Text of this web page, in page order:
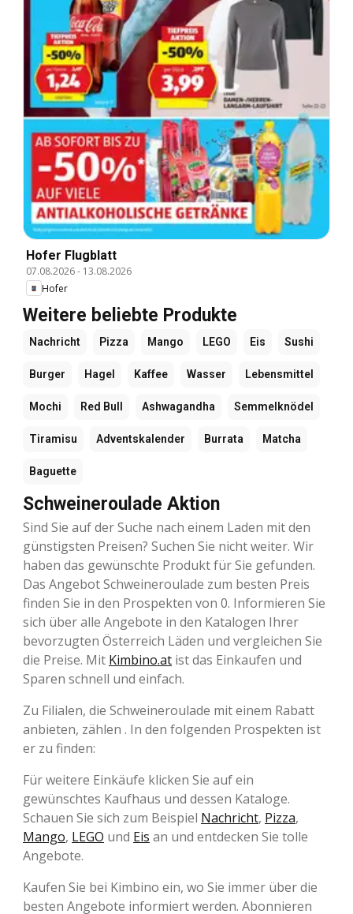
Hofer Flugblatt
07.08.2026- 13.08.2026
Hofer
Weitere beliebte Produkte
Nachricht Pizza Mango LEGO Eis Sushi
Burger Hagel Kaffee Wasser Lebensmittel
Mochi Red Bull Ashwagandha Semmelknödel
Tiramisu Adventskalender Burrata Matcha
Baguette
Schweineroulade Aktion
Sind Sie auf der Suche nach einem Laden mit den
günstigsten Preisen? Suchen Sie nicht weiter. Wir
haben das gewünschte Produkt für Sie gefunden.
Das Angebot Schweineroulade zum besten Preis
finden Sie in den Prospekten von 0. Informieren Sie
sich über alle Angebote in den Katalogen Ihrer
bevorzugten Österreich Läden und vergleichen Sie
die Preise. Mit Kimbino.at ist das Einkaufen und
Sparen schnell und einfach.
Zu Filialen, die Schweineroulade mit einem Rabatt
anbieten, zählen . In den folgenden Prospekten ist
er zu finden:
Für weitere Einkäufe klicken Sie auf ein
gewünschtes Kaufhaus und dessen Kataloge.
Schauen Sie sich zum Beispiel Nachricht, Pizza,
Mango, LEGO und Eis an und entdecken Sie tolle
Angebote.
Kaufen Sie bei Kimbino ein, wo Sie immer über die
besten Angebote informiert werden. Abonnieren